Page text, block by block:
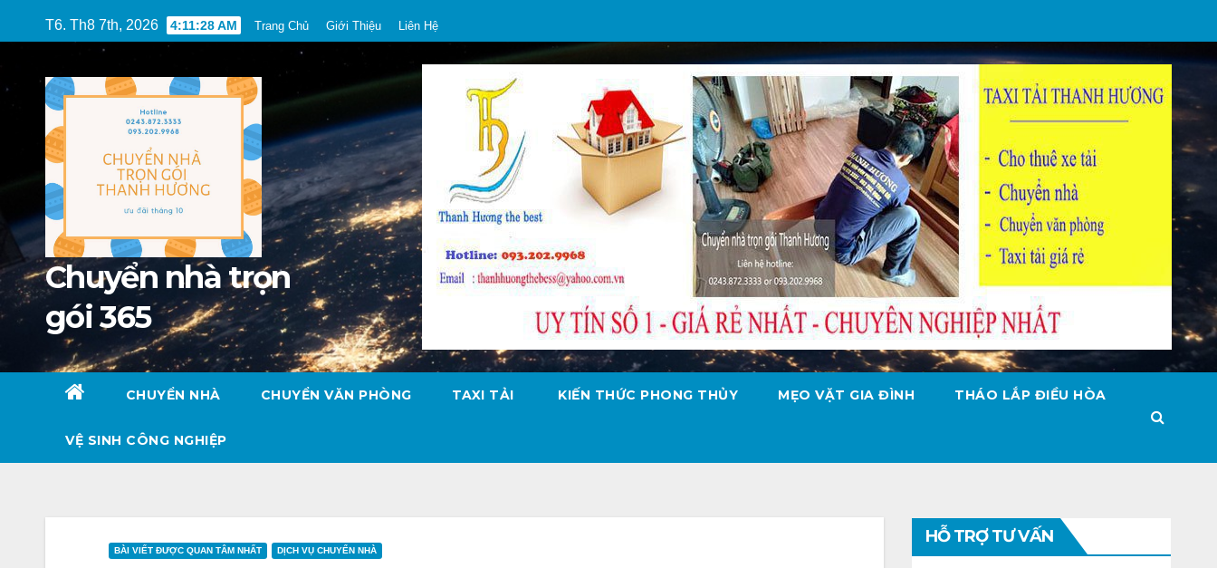
to
T6. Th8 7th, 2026 4:11:29 AM Trang Chủ Giới Thiệu Liên Hệ
Chuyển nhà trọn
gói 365
CHUYỂN NHÀ CHUYỂN VĂN PHÒNG TAXI TẢI KIẾN THỨC PHONG THỦY MẸO VẶT GIA ĐÌNH THÁO LẮP ĐIỀU HÒA
VỆ SINH CÔNG NGHIỆP
BÀI VIẾT ĐƯỢC QUAN TÂM NHẤT DỊCH VỤ CHUYỂN NHÀ
HỖ TRỢ TƯ VẤN